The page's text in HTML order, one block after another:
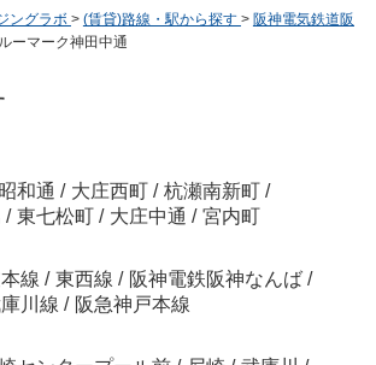
ングラボ > (賃貸)路線・駅から探す > 阪神電気鉄道阪
ーマーク神田中通
昭和通 / 大庄西町 / 杭瀬南新町 /
/ 東七松町 / 大庄中通 / 宮内町
線 / 東西線 / 阪神電鉄阪神なんば /
川線 / 阪急神戸本線